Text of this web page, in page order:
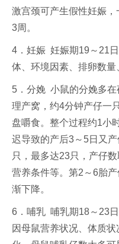
激宫颈可产生假性妊娠
3周。
4．妊娠 妊娠期19～21
体、环境因素、排卵数量
5．分娩 小鼠的分娩多
理产窝，约4分钟产仔一
盘嚼食。整个过程约1小
迟导致的产后3～5日又
只，最多达23只，产仔
营养条件等。第2～6胎
渐下降。
6．哺乳 哺乳期18～23
因母鼠营养状况、体质